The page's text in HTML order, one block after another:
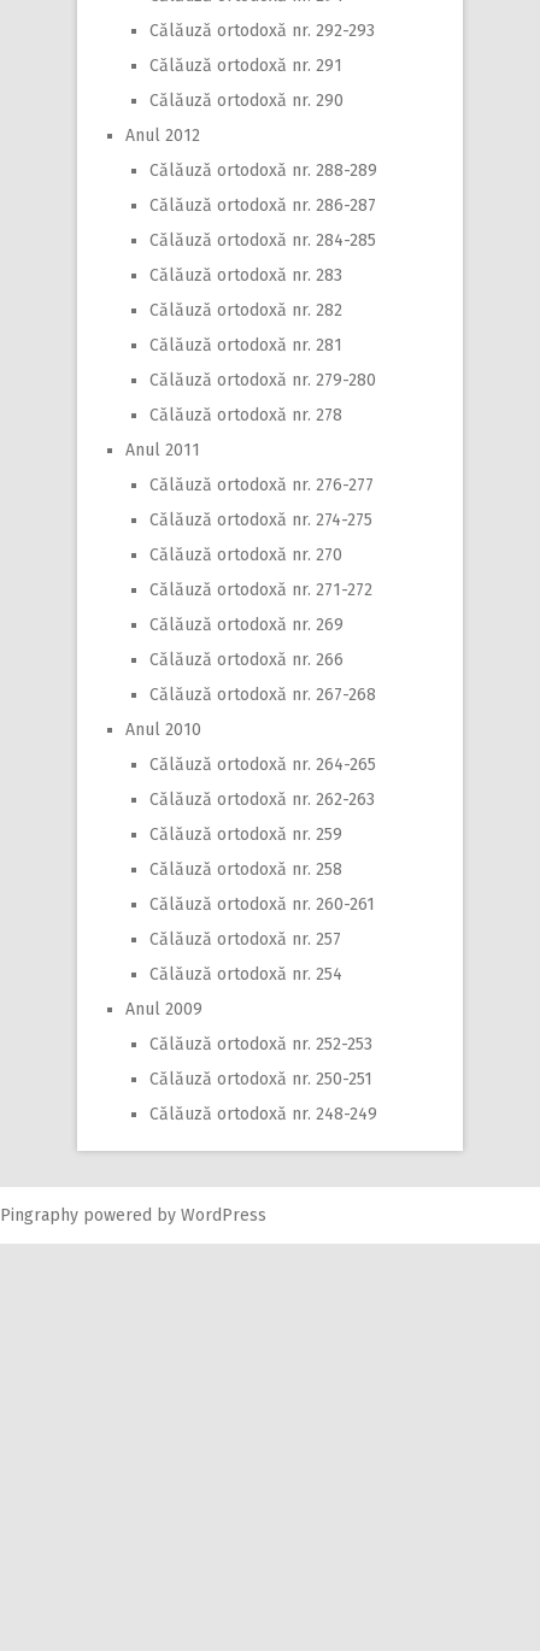
Călăuză ortodoxă nr. 292-293
Călăuză ortodoxă nr. 291
Călăuză ortodoxă nr. 290
Anul 2012
Călăuză ortodoxă nr. 288-289
Călăuză ortodoxă nr. 286-287
Călăuză ortodoxă nr. 284-285
Călăuză ortodoxă nr. 283
Călăuză ortodoxă nr. 282
Călăuză ortodoxă nr. 281
Călăuză ortodoxă nr. 279-280
Călăuză ortodoxă nr. 278
Anul 2011
Călăuză ortodoxă nr. 276-277
Călăuză ortodoxă nr. 274-275
Călăuză ortodoxă nr. 270
Călăuză ortodoxă nr. 271-272
Călăuză ortodoxă nr. 269
Călăuză ortodoxă nr. 266
Călăuză ortodoxă nr. 267-268
Anul 2010
Călăuză ortodoxă nr. 264-265
Călăuză ortodoxă nr. 262-263
Călăuză ortodoxă nr. 259
Călăuză ortodoxă nr. 258
Călăuză ortodoxă nr. 260-261
Călăuză ortodoxă nr. 257
Călăuză ortodoxă nr. 254
Anul 2009
Călăuză ortodoxă nr. 252-253
Călăuză ortodoxă nr. 250-251
Călăuză ortodoxă nr. 248-249
Pingraphy powered by WordPress